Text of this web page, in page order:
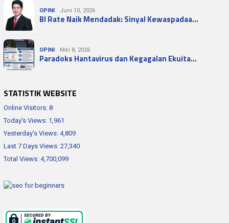
OPINI Juni 10, 2026
BI Rate Naik Mendadak: Sinyal Kewaspadaa…
OPINI Mei 8, 2026
Paradoks Hantavirus dan Kegagalan Ekuita…
STATISTIK WEBSITE
Online Visitors: 8
Today's Views: 1,961
Yesterday's Views: 4,809
Last 7 Days Views: 27,340
Total Views: 4,700,099